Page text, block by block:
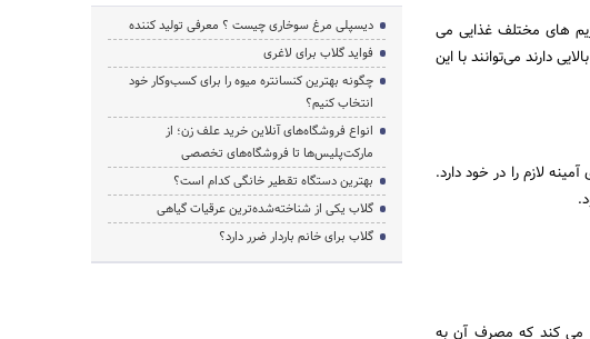
های مختلف غذایی می
دارند می‌توانند با این
لازم را در خود دارد.
می کند که مصرف آن به
دیسپلی مرغ سوخاری چیست ؟ معرفی تولید کننده
فواید گلاب برای لاغری
چگونه بهترین کنسانتره میوه را برای کسب‌وکار خود
انتخاب کنیم؟
انواع فروشگاه‌های آنلاین خرید علف زن؛ از
مارکت‌پلیس‌ها تا فروشگاه‌های تخصصی
بهترین دستگاه تقطیر خانگی کدام است؟
گلاب یکی از شناخته‌شده‌ترین عرقیات گیاهی
گلاب برای خانم باردار ضرر دارد؟